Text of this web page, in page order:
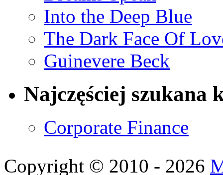
Into the Deep Blue
The Dark Face Of
Guinevere Beck
Najczęściej szukana
Corporate Finance
Copyright © 2010 - 2026